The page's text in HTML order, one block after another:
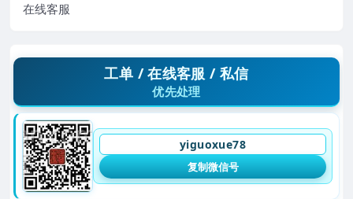
在线客服
工单 / 在线客服 / 私信
优先处理
yiguoxue78
复制微信号